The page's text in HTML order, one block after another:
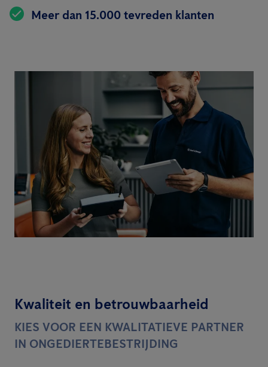
Meer dan 15.000 tevreden klanten
Kwaliteit en betrouwbaarheid
KIES VOOR EEN KWALITATIEVE PARTNER
IN ONGEDIERTEBESTRIJDING